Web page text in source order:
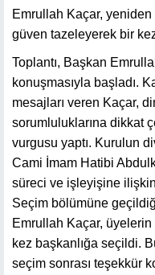
Emrullah Kaçar,
güven tazeleyerek bir
Toplantı, Başkan
konuşmasıyla başladı.
mesajları veren Kaçar,
sorumluluklarına dikkat
vurgusu yaptı. Kurulun
Cami İmam Hatibi
süreci ve işleyişine
Seçim bölümüne
Emrullah Kaçar,
kez başkanlığa seçildi.
seçim sonrası teşekkür